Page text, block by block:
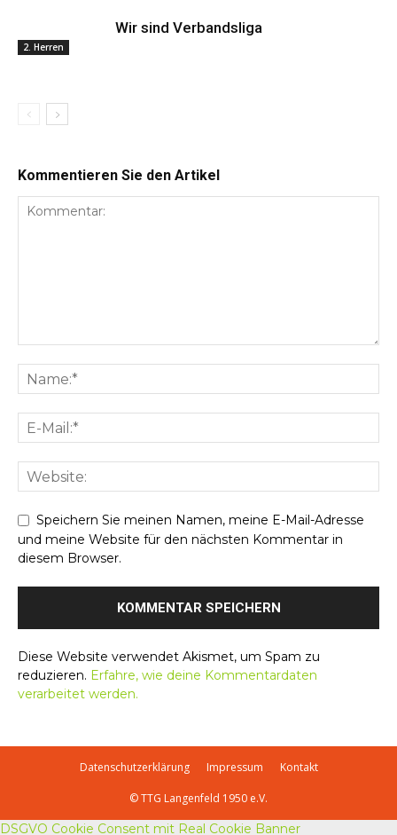
2. Herren
Wir sind Verbandsliga
Kommentieren Sie den Artikel
Speichern Sie meinen Namen, meine E-Mail-Adresse
und meine Website für den nächsten Kommentar in
diesem Browser.
Diese Website verwendet Akismet, um Spam zu
reduzieren. Erfahre, wie deine Kommentardaten
verarbeitet werden.
Datenschutzerklärung Impressum Kontakt
© TTG Langenfeld 1950 e.V.
DSGVO Cookie Consent mit Real Cookie Banner